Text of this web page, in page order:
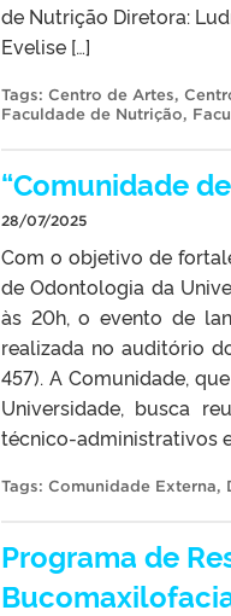
de Nutrição Diretora:
Evelise […]
Tags: Centro de Artes,
Faculdade de Nutrição,
“Comunidade
28/07/2025
Com o objetivo de
de Odontologia da
às 20h, o evento de
realizada no auditório
457). A Comunidade,
Universidade, busca
técnico-administrativos
Tags: Comunidade Externa,
Programa de